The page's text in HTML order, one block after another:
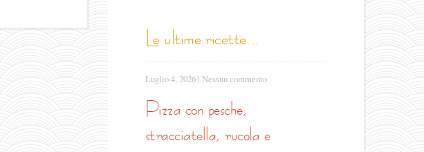
le ultime ricette...
Luglio 4, 2026 | Nessun commento
pizza con pesche,
stracciatella, rucola e